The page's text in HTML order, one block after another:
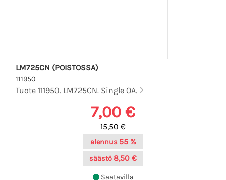
LM725CN (POISTOSSA)
111950
Tuote 111950. LM725CN. Single OA.
7,00 €
15,50 €
alennus 55 %
säästö 8,50 €
Saatavilla